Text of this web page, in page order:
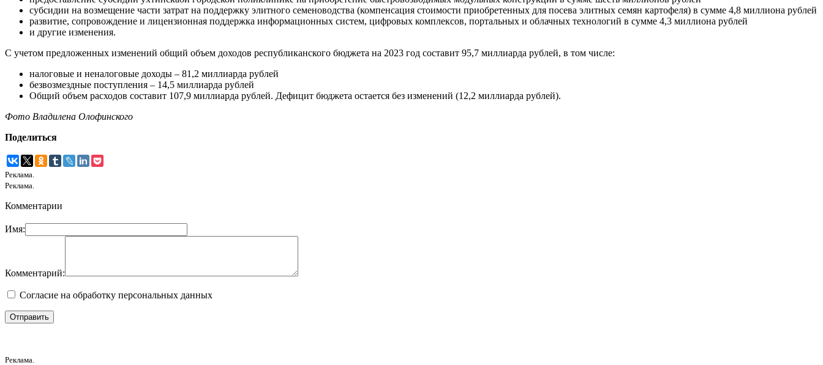
субсидии на возмещение части затрат на поддержку элитного семеноводства (компенсация стоимости приобретенных для посева элитных семян картофеля) в сумме 4,8 миллиона рублей
развитие, сопровождение и лицензионная поддержка информационных систем, цифровых комплексов, портальных и облачных технологий в сумме 4,3 миллиона рублей
и другие изменения.
С учетом предложенных изменений общий объем доходов республиканского бюджета на 2023 год составит 95,7 миллиарда рублей, в том числе:
налоговые и неналоговые доходы – 81,2 миллиарда рублей
безвозмездные поступления – 14,5 миллиарда рублей
Общий объем расходов составит 107,9 миллиарда рублей. Дефицит бюджета остается без изменений (12,2 миллиарда рублей).
Фото Владилена Олофинского
Поделиться
Реклама.
Реклама.
Комментарии
Имя:
Комментарий:
Согласие на обработку персональных данных
Реклама.